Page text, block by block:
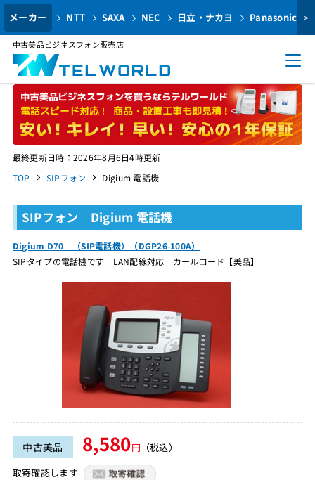
メーカー NTT SAXA NEC 日立・ナカヨ Panasonic >
中古美品ビジネスフォン販売店
最終更新日時：2026年8月6日4時更新
TOP
SIPフォン Digium 電話機
SIPフォン Digium 電話機
Digium D70 （SIP電話機）（DGP26-100A）
SIPタイプの電話機です LAN配線対応 カールコード【美品】
中古美品 8,580円 （税込）
取寄確認します